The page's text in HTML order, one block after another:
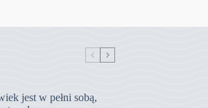
jest w pełni sobą,